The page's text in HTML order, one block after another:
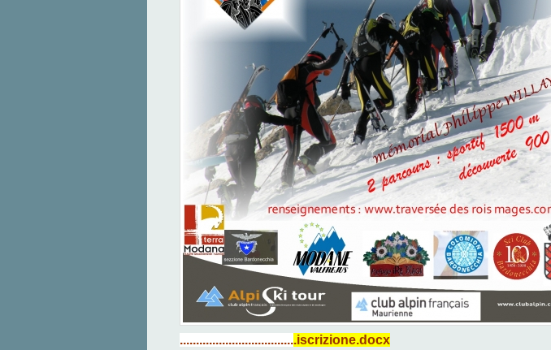
....................................iscrizione.docx